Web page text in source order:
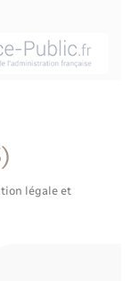
de l’espace
légale et